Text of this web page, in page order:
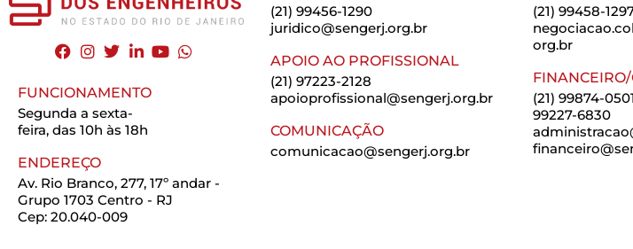
FUNCIONAMENTO
Segunda a sexta-
feira, das 10h às 18h
ENDEREÇO
Av. Rio Branco, 277, 17º andar -
Grupo 1703 Centro - RJ
Cep: 20.040-009
(21) 99456-1290
juridico@sengerj.org.br
APOIO AO PROFISSIONAL
(21) 97223-2128
apoioprofissional@sengerj.org.br
COMUNICAÇÃO
comunicacao@sengerj.org.br
(21) 99458-
org.br
(21) 99874-
99227-6830